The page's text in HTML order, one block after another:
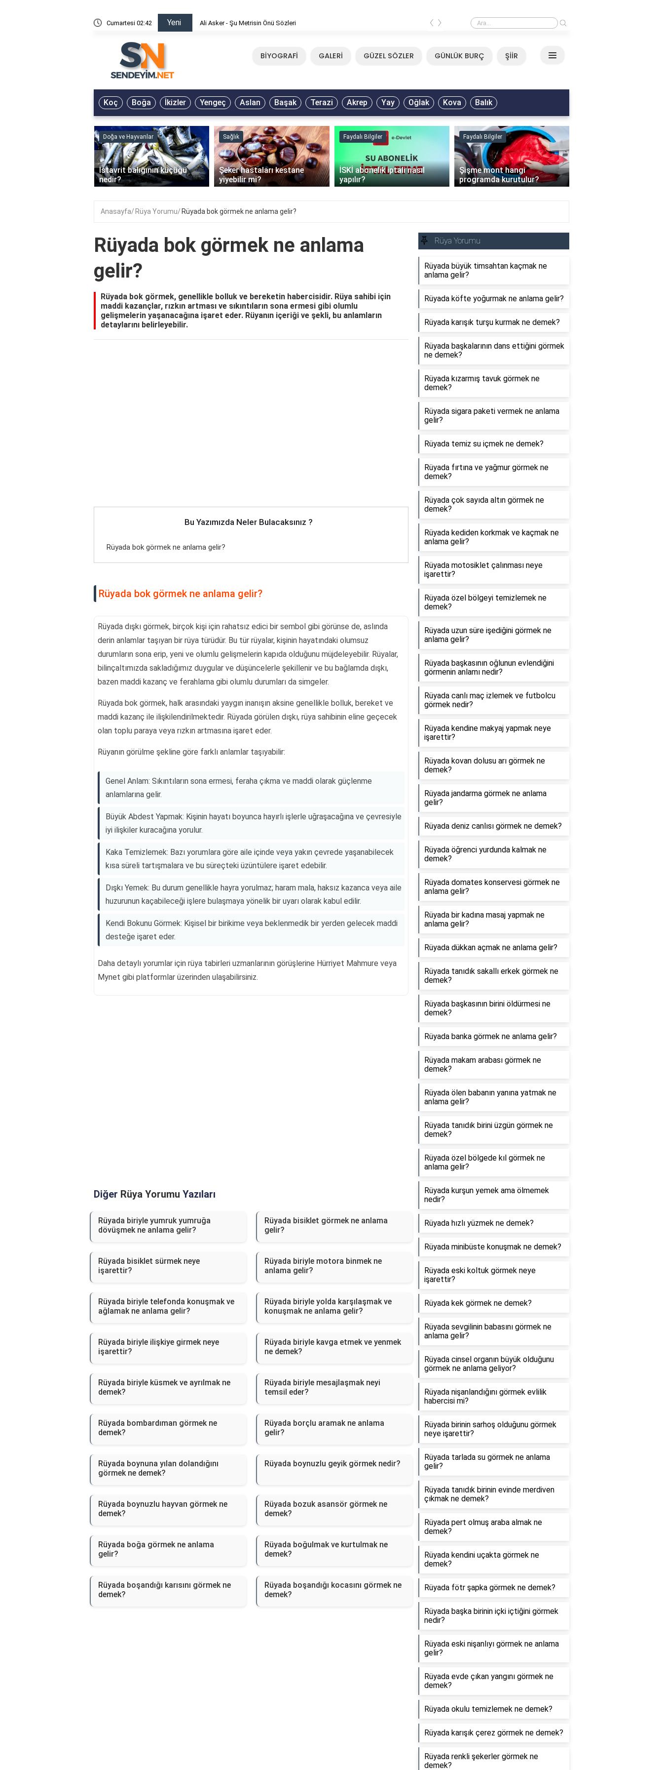
Cumartesi 02:42 Yeni Ali Asker - Şu Metrisin Önü Sözleri Mirkelam - Tavla Sözleri
‹ ›
BİYOGRAFİ GALERİ GÜZEL SÖZLER GÜNLÜK BURÇ ŞİİR
Koç Boğa İkizler Yengeç Aslan Başak Terazi Akrep Yay Oğlak Kova Balık
Doğa ve Hayvanlar
İstavrit balığının küçüğü
nedir?
Sağlık
Şeker hastaları kestane
yiyebilir mi?
Faydalı Bilgiler
İSKİ abonelik iptali nasıl
yapılır?
Faydalı Bilgiler
Şişme mont hangi
programda kurutulur?
‹ ›
Anasayfa Rüya Yorumu Rüyada bok görmek ne anlama gelir?
Rüyada bok görmek ne anlama
gelir?
Rüyada bok görmek, genellikle bolluk ve bereketin habercisidir. Rüya sahibi için
maddi kazançlar, rızkın artması ve sıkıntıların sona ermesi gibi olumlu
gelişmelerin yaşanacağına işaret eder. Rüyanın içeriği ve şekli, bu anlamların
detaylarını belirleyebilir.
Bu Yazımızda Neler Bulacaksınız ?
Rüyada bok görmek ne anlama gelir?
Rüyada bok görmek ne anlama gelir?
Rüyada dışkı görmek, birçok kişi için rahatsız edici bir sembol gibi görünse de, aslında
derin anlamlar taşıyan bir rüya türüdür. Bu tür rüyalar, kişinin hayatındaki olumsuz
durumların sona erip, yeni ve olumlu gelişmelerin kapıda olduğunu müjdeleyebilir. Rüyalar,
bilinçaltımızda sakladığımız duygular ve düşüncelerle şekillenir ve bu bağlamda dışkı,
bazen maddi kazanç ve ferahlama gibi olumlu durumları da simgeler.
Rüyada bok görmek, halk arasındaki yaygın inanışın aksine genellikle bolluk, bereket ve
maddi kazanç ile ilişkilendirilmektedir. Rüyada görülen dışkı, rüya sahibinin eline geçecek
olan toplu paraya veya rızkın artmasına işaret eder.
Rüyanın görülme şekline göre farklı anlamlar taşıyabilir:
Genel Anlam: Sıkıntıların sona ermesi, feraha çıkma ve maddi olarak güçlenme
anlamlarına gelir.
Büyük Abdest Yapmak: Kişinin hayatı boyunca hayırlı işlerle uğraşacağına ve çevresiyle
iyi ilişkiler kuracağına yorulur.
Kaka Temizlemek: Bazı yorumlara göre aile içinde veya yakın çevrede yaşanabilecek
kısa süreli tartışmalara ve bu süreçteki üzüntülere işaret edebilir.
Dışkı Yemek: Bu durum genellikle hayra yorulmaz; haram mala, haksız kazanca veya aile
huzurunun kaçabileceği işlere bulaşmaya yönelik bir uyarı olarak kabul edilir.
Kendi Bokunu Görmek: Kişisel bir birikime veya beklenmedik bir yerden gelecek maddi
desteğe işaret eder.
Daha detaylı yorumlar için rüya tabirleri uzmanlarının görüşlerine Hürriyet Mahmure veya
Mynet gibi platformlar üzerinden ulaşabilirsiniz.
Diğer Rüya Yorumu Yazıları
Rüyada biriyle yumruk yumruğa
dövüşmek ne anlama gelir?
Rüyada bisiklet görmek ne anlama
gelir?
Rüyada bisiklet sürmek neye
işarettir?
Rüyada biriyle motora binmek ne
anlama gelir?
Rüyada biriyle telefonda konuşmak ve
ağlamak ne anlama gelir?
Rüyada biriyle yolda karşılaşmak ve
konuşmak ne anlama gelir?
Rüyada biriyle ilişkiye girmek neye
işarettir?
Rüyada biriyle kavga etmek ve yenmek
ne demek?
Rüyada biriyle küsmek ve ayrılmak ne
demek?
Rüyada biriyle mesajlaşmak neyi
temsil eder?
Rüyada bombardıman görmek ne
demek?
Rüyada borçlu aramak ne anlama
gelir?
Rüyada boynuna yılan dolandığını
görmek ne demek?
Rüyada boynuzlu geyik görmek nedir?
Rüyada boynuzlu hayvan görmek ne
demek?
Rüyada bozuk asansör görmek ne
demek?
Rüyada boğa görmek ne anlama
gelir?
Rüyada boğulmak ve kurtulmak ne
demek?
Rüyada boşandığı karısını görmek ne
demek?
Rüyada boşandığı kocasını görmek ne
demek?
Rüya Yorumu
Rüyada büyük timsahtan kaçmak ne
anlama gelir?
Rüyada köfte yoğurmak ne anlama gelir?
Rüyada karışık turşu kurmak ne demek?
Rüyada başkalarının dans ettiğini görmek
ne demek?
Rüyada kızarmış tavuk görmek ne
demek?
Rüyada sigara paketi vermek ne anlama
gelir?
Rüyada temiz su içmek ne demek?
Rüyada fırtına ve yağmur görmek ne
demek?
Rüyada çok sayıda altın görmek ne
demek?
Rüyada kediden korkmak ve kaçmak ne
anlama gelir?
Rüyada motosiklet çalınması neye
işarettir?
Rüyada özel bölgeyi temizlemek ne
demek?
Rüyada uzun süre işediğini görmek ne
anlama gelir?
Rüyada başkasının oğlunun evlendiğini
görmenin anlamı nedir?
Rüyada canlı maç izlemek ve futbolcu
görmek nedir?
Rüyada kendine makyaj yapmak neye
işarettir?
Rüyada kovan dolusu arı görmek ne
demek?
Rüyada jandarma görmek ne anlama
gelir?
Rüyada deniz canlısı görmek ne demek?
Rüyada öğrenci yurdunda kalmak ne
demek?
Rüyada domates konservesi görmek ne
anlama gelir?
Rüyada bir kadına masaj yapmak ne
anlama gelir?
Rüyada dükkan açmak ne anlama gelir?
Rüyada tanıdık sakallı erkek görmek ne
demek?
Rüyada başkasının birini öldürmesi ne
demek?
Rüyada banka görmek ne anlama gelir?
Rüyada makam arabası görmek ne
demek?
Rüyada ölen babanın yanına yatmak ne
anlama gelir?
Rüyada tanıdık birini üzgün görmek ne
demek?
Rüyada özel bölgede kıl görmek ne
anlama gelir?
Rüyada kurşun yemek ama ölmemek
nedir?
Rüyada hızlı yüzmek ne demek?
Rüyada minibüste konuşmak ne demek?
Rüyada eski koltuk görmek neye
işarettir?
Rüyada kek görmek ne demek?
Rüyada sevgilinin babasını görmek ne
anlama gelir?
Rüyada cinsel organın büyük olduğunu
görmek ne anlama geliyor?
Rüyada nişanlandığını görmek evlilik
habercisi mi?
Rüyada birinin sarhoş olduğunu görmek
neye işarettir?
Rüyada tarlada su görmek ne anlama
gelir?
Rüyada tanıdık birinin evinde merdiven
çıkmak ne demek?
Rüyada pert olmuş araba almak ne
demek?
Rüyada kendini uçakta görmek ne
demek?
Rüyada fötr şapka görmek ne demek?
Rüyada başka birinin içki içtiğini görmek
nedir?
Rüyada eski nişanlıyı görmek ne anlama
gelir?
Rüyada evde çıkan yangını görmek ne
demek?
Rüyada okulu temizlemek ne demek?
Rüyada karışık çerez görmek ne demek?
Rüyada renkli şekerler görmek ne
demek?